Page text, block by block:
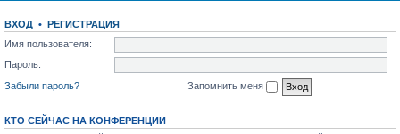
ВХОД • РЕГИСТРАЦИЯ
Имя пользователя:
Пароль:
Забыли пароль?
Запомнить меня
КТО СЕЙЧАС НА КОНФЕРЕНЦИИ